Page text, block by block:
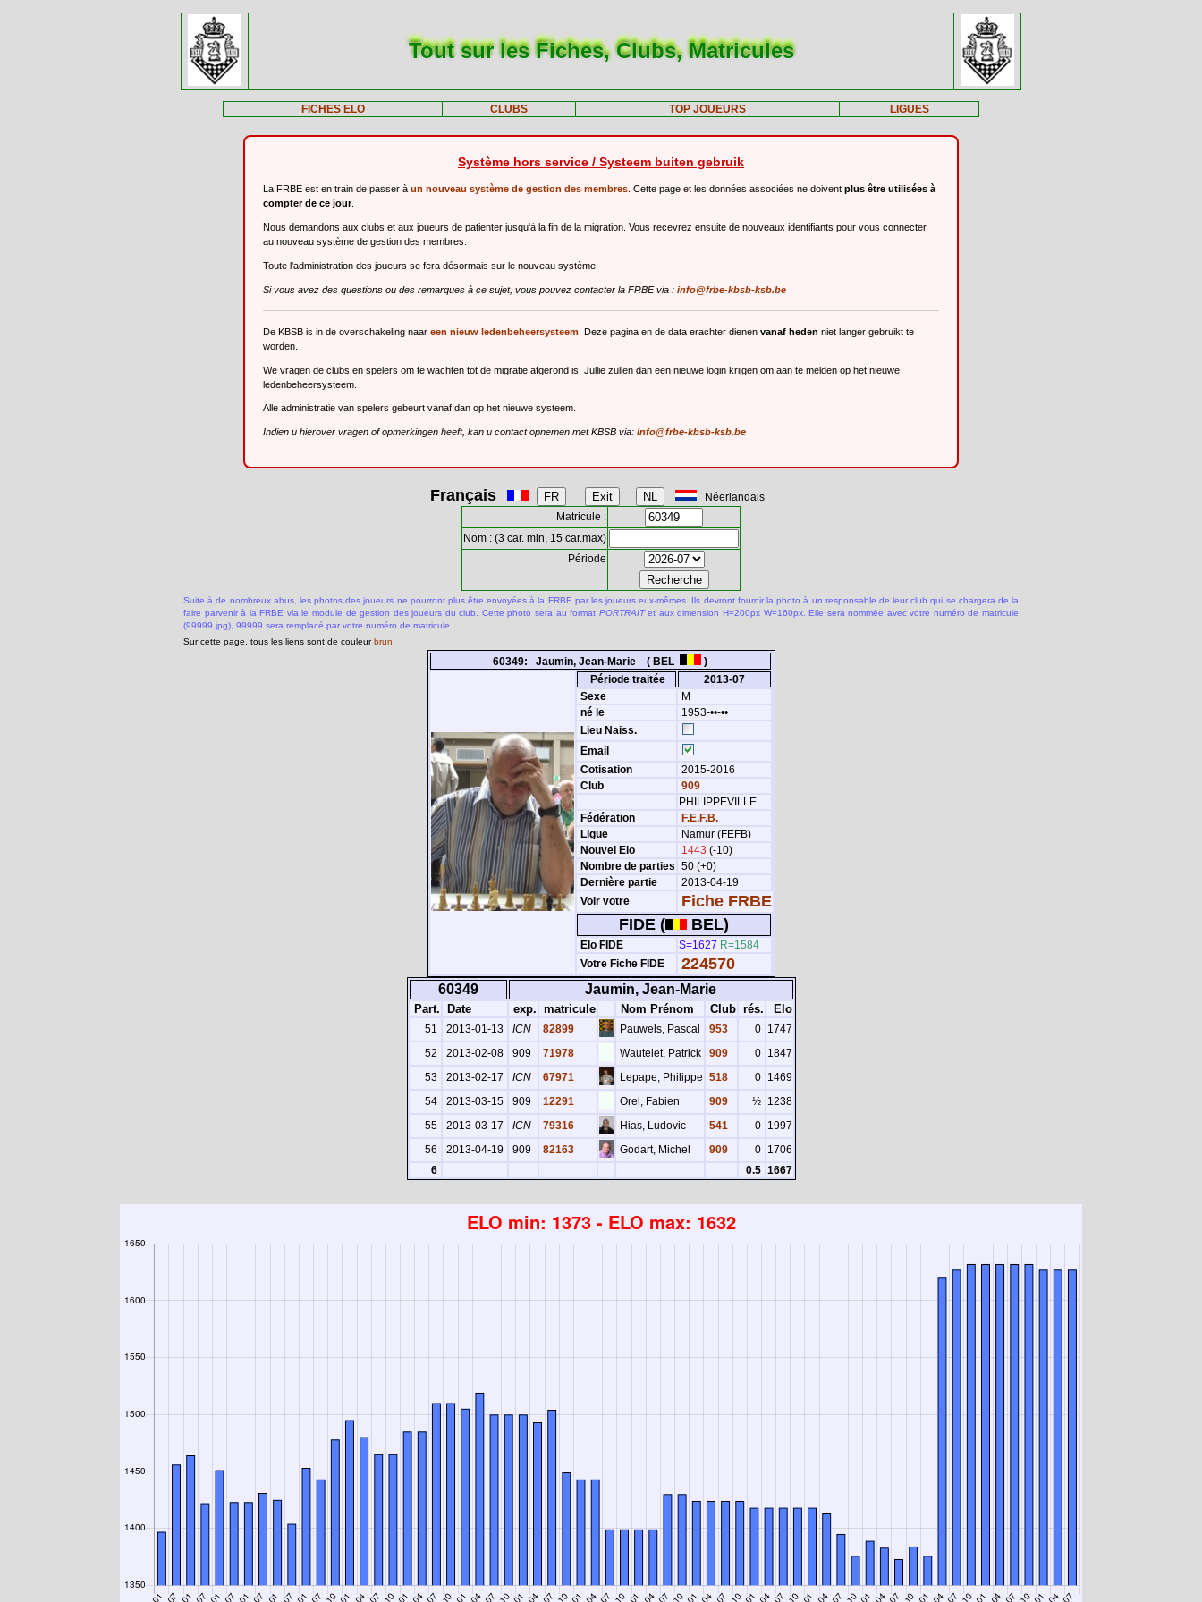
Tout sur les Fiches, Clubs, Matricules
FICHES ELO CLUBS TOP JOUEURS LIGUES
Système hors service / Systeem buiten gebruik
La FRBE est en train de passer à un nouveau système de gestion des membres . Cette page et les données associées ne doivent plus être utilisées à
compter de ce jour.
Nous demandons aux clubs et aux joueurs de patienter jusqu'à la fin de la migration. Vous recevrez ensuite de nouveaux identifiants pour vous connecter
au nouveau système de gestion des membres.
Toute l'administration des joueurs se fera désormais sur le nouveau système.
Si vous avez des questions ou des remarques à ce sujet, vous pouvez contacter la FRBE via : info@frbe-kbsb-ksb.be
De KBSB is in de overschakeling naar een nieuw ledenbeheersysteem . Deze pagina en de data erachter dienen vanaf heden niet langer gebruikt te
worden.
We vragen de clubs en spelers om te wachten tot de migratie afgerond is. Jullie zullen dan een nieuwe login krijgen om aan te melden op het nieuwe
ledenbeheersysteem.
Alle administratie van spelers gebeurt vanaf dan op het nieuwe systeem.
Indien u hierover vragen of opmerkingen heeft, kan u contact opnemen met KBSB via: info@frbe-kbsb-ksb.be
Français
Néerlandais
Matricule :
Nom : (3 car. min, 15 car.max)
Période
Suite à de nombreux abus, les photos des joueurs ne pourront plus être envoyées à la FRBE par les joueurs eux-mêmes. Ils devront fournir la photo à un responsable de leur club qui se chargera de la
faire parvenir à la FRBE via le module de gestion des joueurs du club. Cette photo sera au format PORTRAITet aux dimension H=200px W=160px. Elle sera nommée avec votre numéro de matricule
(99999.jpg), 99999 sera remplacé par votre numéro de matricule.
Sur cette page, tous les liens sont de couleurbrun
60349: Jaumin, Jean-Marie ( BEL
)
Période traitée
2013-07
Sexe
M
né le
1953-••-••
Lieu Naiss.
Email
Cotisation
2015-2016
Club
909
PHILIPPEVILLE
Fédération
F.E.F.B.
Ligue
Namur (FEFB)
Nouvel Elo
1443 (-10)
Nombre de parties 50 (+0)
Dernière partie
2013-04-19
Voir votre
Fiche FRBE
FIDE (
BEL)
Elo FIDE S=1627 R=1584
Votre Fiche FIDE
224570
60349 Jaumin, Jean-Marie
Part. Date exp. matricule Nom Prénom Club rés. Elo
51 2013-01-13 ICN 82899 Pauwels, Pascal 953 0 1747
52
2013-02-08 909 71978 Wautelet, Patrick 909 0 1847
53
2013-02-17 ICN 67971 Lepape, Philippe 518 0 1469
54
2013-03-15 909 12291 Orel, Fabien 909 ½ 1238
55
2013-03-17 ICN 79316 Hias, Ludovic 541 0 1997
56
2013-04-19 909 82163 Godart, Michel 909 0 1706
6
0.5 1667